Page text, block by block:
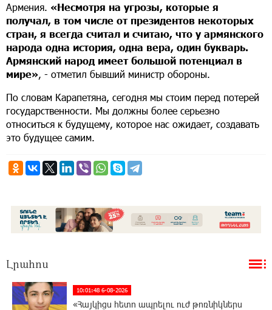
Армения. «Несмотря на угрозы, которые я
получал, в том числе от президентов некоторых
стран, я всегда считал и считаю, что у армянского
народа одна история, одна вера, один букварь.
Армянский народ имеет большой потенциал в
мире» , - отметил бывший министр обороны.
По словам Карапетяна, сегодня мы стоим перед потерей
государственности. Мы должны более серьезно
относиться к будущему, которое нас ожидает, создавать
это будущее самим.
Լրահոս
10:01:48 6-08-2026
«Հայկիցս հետո ապրելու ուժ թոռնիկներս